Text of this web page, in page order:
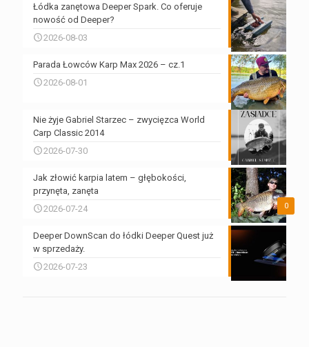
Łódka zanętowa Deeper Spark. Co oferuje
nowość od Deeper?
2026-08-03
Parada Łowców Karp Max 2026 – cz.1
2026-08-01
Nie żyje Gabriel Starzec – zwycięzca World
Carp Classic 2014
2026-07-30
0
Jak złowić karpia latem – głębokości,
przynęta, zanęta
2026-07-24
Deeper DownScan do łódki Deeper Quest już
w sprzedaży.
2026-07-23